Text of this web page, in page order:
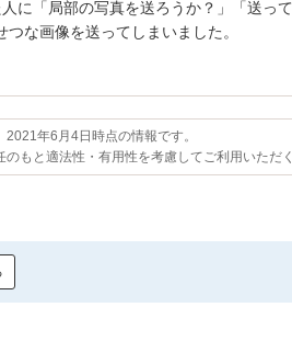
に「局部の写真を送ろうか？」「送っ
な画像を送ってしまいました。
2021年6月4日時点の情報です。
のもと適法性・有用性を考慮してご利用いただ